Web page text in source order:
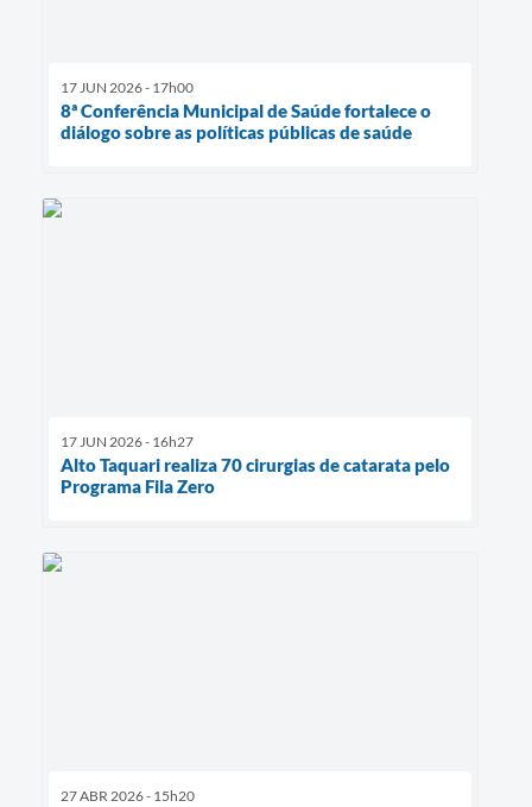
17 JUN 2026 - 17h00
8ª Conferência Municipal de Saúde fortalece o
diálogo sobre as políticas públicas de saúde
17 JUN 2026 - 16h27
Alto Taquari realiza 70 cirurgias de catarata pelo
Programa Fila Zero
27 ABR 2026 - 15h20